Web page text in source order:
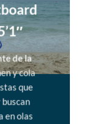
de la
y cola
que
en olas